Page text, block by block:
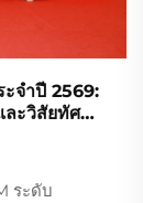
จำปี 2569:
ะวิสัยทัศน์สู่
ระดับ